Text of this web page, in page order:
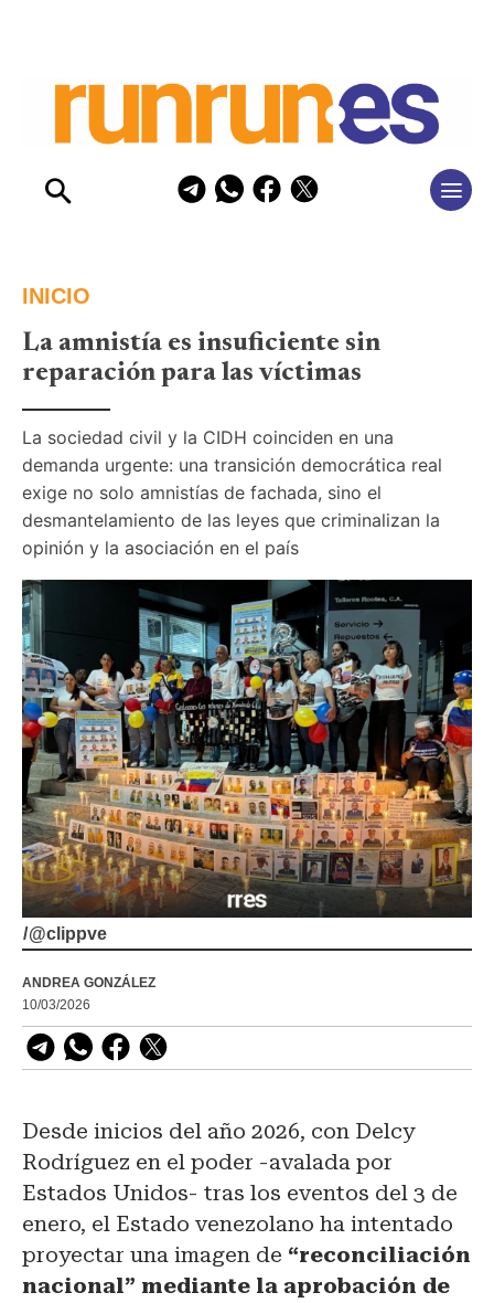
INICIO
La amnistía es insuficiente sin
reparación para las víctimas
La sociedad civil y la CIDH coinciden en una
demanda urgente: una transición democrática real
exige no solo amnistías de fachada, sino el
desmantelamiento de las leyes que criminalizan la
opinión y la asociación en el país
/@clippve
ANDREA GONZÁLEZ
10/03/2026
Desde inicios del año 2026, con Delcy
Rodríguez en el poder -avalada por
Estados Unidos- tras los eventos del 3 de
enero, el Estado venezolano ha intentado
proyectar una imagen de “reconciliación
nacional” mediante la aprobación de